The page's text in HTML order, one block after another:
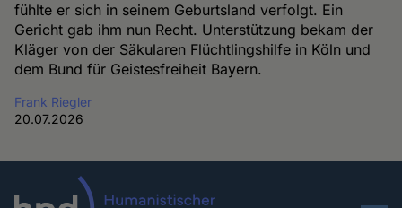
fühlte er sich in seinem Geburtsland verfolgt. Ein
Gericht gab ihm nun Recht. Unterstützung bekam der
Kläger von der Säkularen Flüchtlingshilfe in Köln und
dem Bund für Geistesfreiheit Bayern.
Frank Riegler
20.07.2026